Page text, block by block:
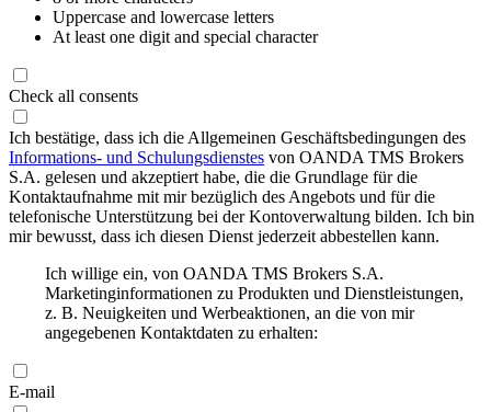
Uppercase and lowercase letters
At least one digit and special character
Check all consents
Ich bestätige, dass ich die Allgemeinen Geschäftsbedingungen des
Informations- und Schulungsdienstes von OANDA TMS Brokers
S.A. gelesen und akzeptiert habe, die die Grundlage für die
Kontaktaufnahme mit mir bezüglich des Angebots und für die
telefonische Unterstützung bei der Kontoverwaltung bilden. Ich bin
mir bewusst, dass ich diesen Dienst jederzeit abbestellen kann.
Ich willige ein, von OANDA TMS Brokers S.A.
Marketinginformationen zu Produkten und Dienstleistungen,
z. B. Neuigkeiten und Werbeaktionen, an die von mir
angegebenen Kontaktdaten zu erhalten:
E-mail